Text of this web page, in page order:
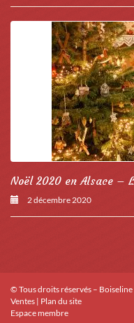
Noël 2020 en Alsace –
2 décembre 2020
© Tous droits réservés – Boiseline
Ventes | Plan du site
Espace membre